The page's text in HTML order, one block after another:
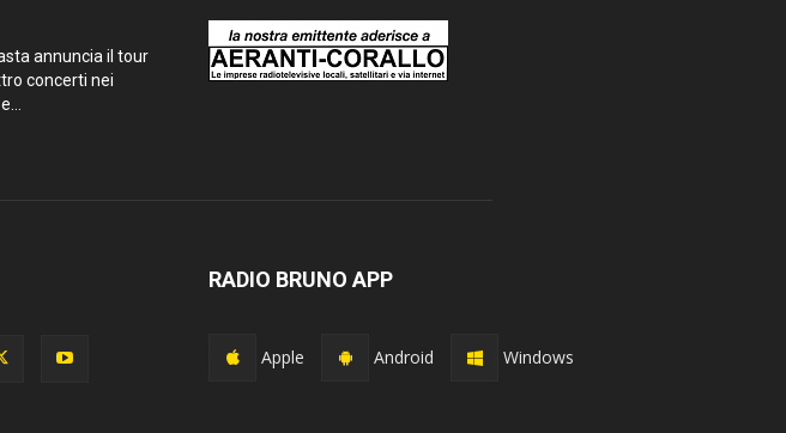
annuncia il tour
concerti nei
RADIO BRUNO APP
Apple Android Windows